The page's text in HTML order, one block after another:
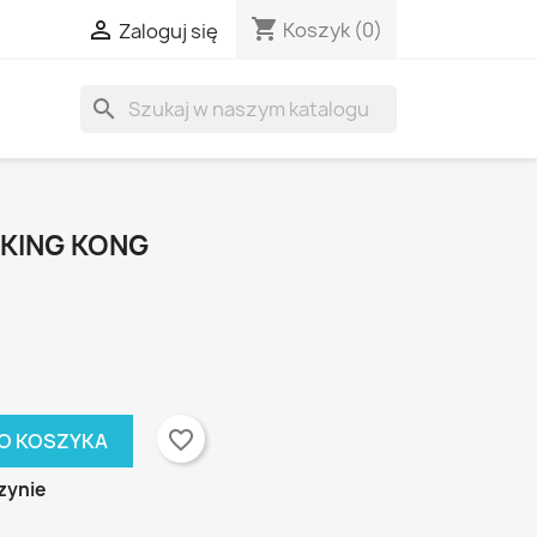
 Zaloguj się shopping_cart Koszyk (0)
search
KONG
KOSZYKA
favorite_border